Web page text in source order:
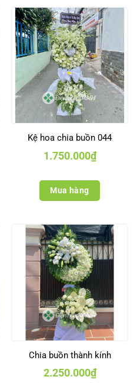
Kệ hoa chia buồn 044
1.750.000₫
Mua hàng
Chia buồn thành kính
2.250.000₫